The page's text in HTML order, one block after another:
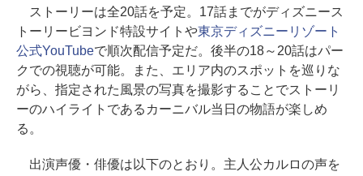
ストーリーは全20話を予定。17話までがディズニース
トーリービヨンド特設サイトや東京ディズニーリゾート
公式YouTubeで順次配信予定だ。後半の18～20話はパー
クでの視聴が可能。また、エリア内のスポットを巡りな
がら、指定された風景の写真を撮影することでストーリ
ーのハイライトであるカーニバル当日の物語が楽しめ
る。
出演声優・俳優は以下のとおり。主人公カルロの声を